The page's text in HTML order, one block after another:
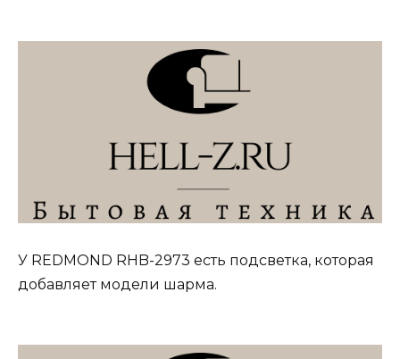
У REDMOND RHB-2973 есть подсветка, которая
добавляет модели шарма.